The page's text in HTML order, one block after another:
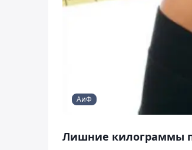
АиФ
Лишние килограммы